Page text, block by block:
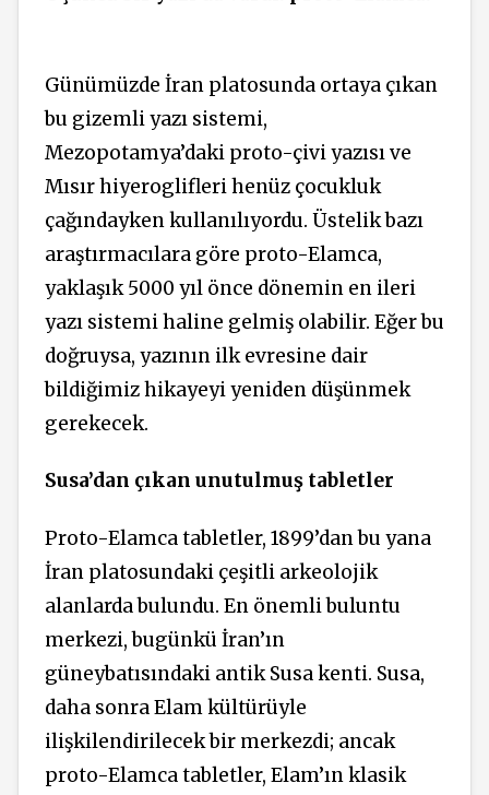
Günümüzde İran platosunda ortaya çıkan
bu gizemli yazı sistemi,
Mezopotamya’daki proto-çivi yazısı ve
Mısır hiyeroglifleri henüz çocukluk
çağındayken kullanılıyordu. Üstelik bazı
araştırmacılara göre proto-Elamca,
yaklaşık 5000 yıl önce dönemin en ileri
yazı sistemi haline gelmiş olabilir. Eğer bu
doğruysa, yazının ilk evresine dair
bildiğimiz hikayeyi yeniden düşünmek
gerekecek.
Susa’dan çıkan unutulmuş tabletler
Proto-Elamca tabletler, 1899’dan bu yana
İran platosundaki çeşitli arkeolojik
alanlarda bulundu. En önemli buluntu
merkezi, bugünkü İran’ın
güneybatısındaki antik Susa kenti. Susa,
daha sonra Elam kültürüyle
ilişkilendirilecek bir merkezdi; ancak
proto-Elamca tabletler, Elam’ın klasik